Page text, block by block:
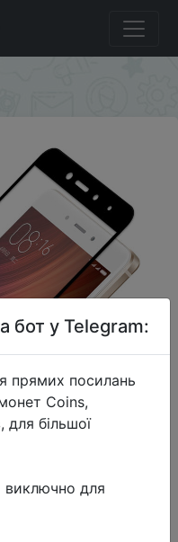
закаленное
бот у Telegram:
прямих посилань
Coins,
для більшої
виключно для